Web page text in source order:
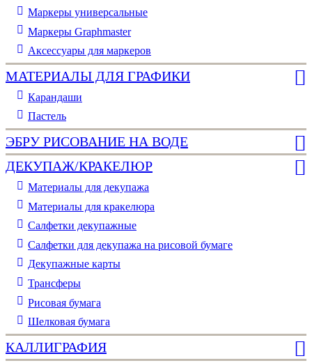
Маркеры универсальные
Маркеры Graphmaster
Аксессуары для маркеров
МАТЕРИАЛЫ ДЛЯ ГРАФИКИ
Карандаши
Пастель
ЭБРУ РИСОВАНИЕ НА ВОДЕ
ДЕКУПАЖ/КРАКЕЛЮР
Материалы для декупажа
Материалы для кракелюра
Cалфетки декупажные
Салфетки для декупажа на рисовой бумаге
Декупажные карты
Трансферы
Рисовая бумага
Шелковая бумага
КАЛЛИГРАФИЯ